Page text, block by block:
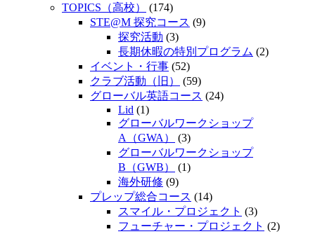
TOPICS（高校）
(174)
STE@M 探究コース (9)
探究活動 (3)
長期休暇の特別プログラム (2)
イベント・行事 (52)
クラブ活動（旧）
(59)
グローバル英語コース (24)
Lid (1)
グローバルワークショップ
A（GWA）
(3)
グローバルワークショップ
B（GWB）
(1)
海外研修 (9)
プレップ総合コース (14)
スマイル・プロジェクト (3)
フューチャー・プロジェクト (2)